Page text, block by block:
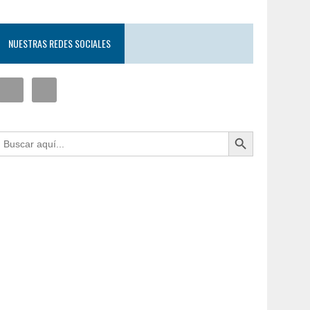
NUESTRAS REDES SOCIALES
Botón de búsqueda